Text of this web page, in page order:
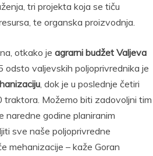
tri projekta koja se tiču
te organska proizvodnja.
otkako je agrarni budžet Valjeva
odsto valjevskih poljoprivrednika je
, dok je u poslednje četiri
traktora. Možemo biti zadovoljni tim
naredne godine planiranim
sve naše poljoprivredne
mehanizacije – kaže Goran